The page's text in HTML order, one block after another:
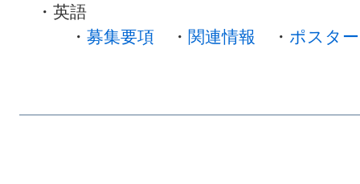
・英語
・ 募集要項 ・ 関連情報 ・ ポスター